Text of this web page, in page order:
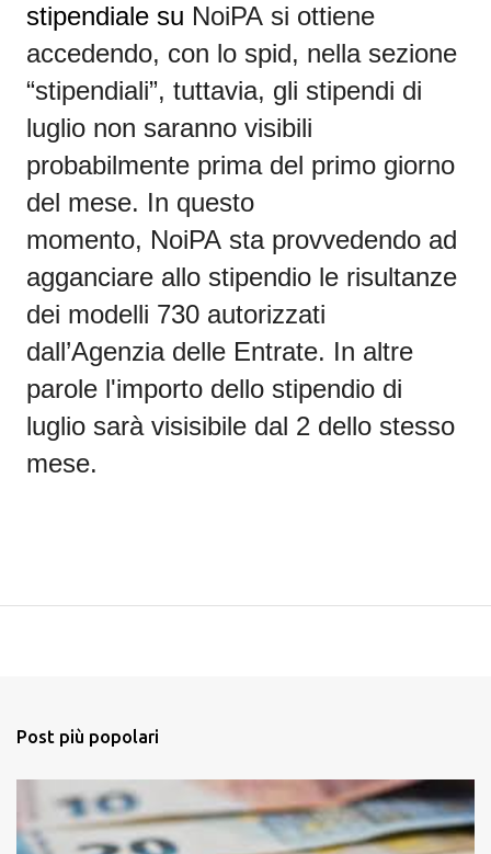
stipendiale su NoiPA si ottiene
accedendo, con lo spid, nella sezione
“stipendiali”, tuttavia, gli stipendi di
luglio non saranno visibili
probabilmente prima del primo giorno
del mese. In questo
momento, NoiPA sta provvedendo ad
agganciare allo stipendio le risultanze
dei modelli 730 autorizzati
dall’Agenzia delle Entrate. In altre
parole l'importo dello stipendio di
luglio sarà visisibile dal 2 dello stesso
mese.
Post più popolari